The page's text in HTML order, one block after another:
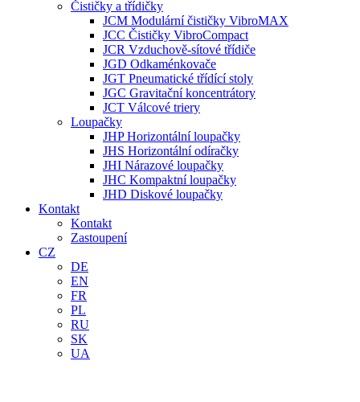
Čističky a třídičky
JCM Modulární čističky VibroMAX
JCC Čističky VibroCompact
JCR Vzduchově-sítové třídiče
JGD Odkaménkovače
JGT Pneumatické třídící stoly
JGC Gravitační koncentrátory
JCT Válcové triery
Loupačky
JHP Horizontální loupačky
JHS Horizontální odíračky
JHI Nárazové loupačky
JHC Kompaktní loupačky
JHD Diskové loupačky
Kontakt
Kontakt
Zastoupení
CZ
DE
EN
FR
PL
RU
SK
UA